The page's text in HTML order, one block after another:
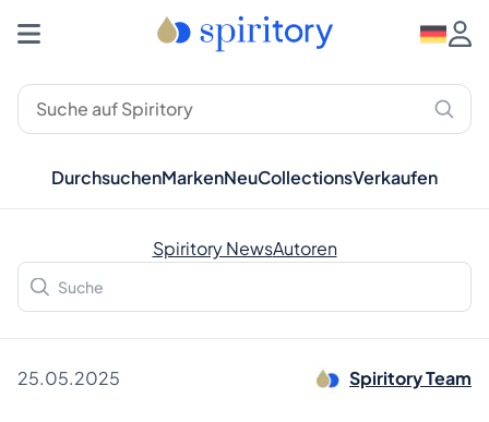
DurchsuchenMarkenNeuCollectionsVerkaufen
Spiritory NewsAutoren
25.05.2025 Spiritory Team